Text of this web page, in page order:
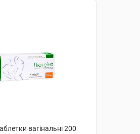
вагінальні 200